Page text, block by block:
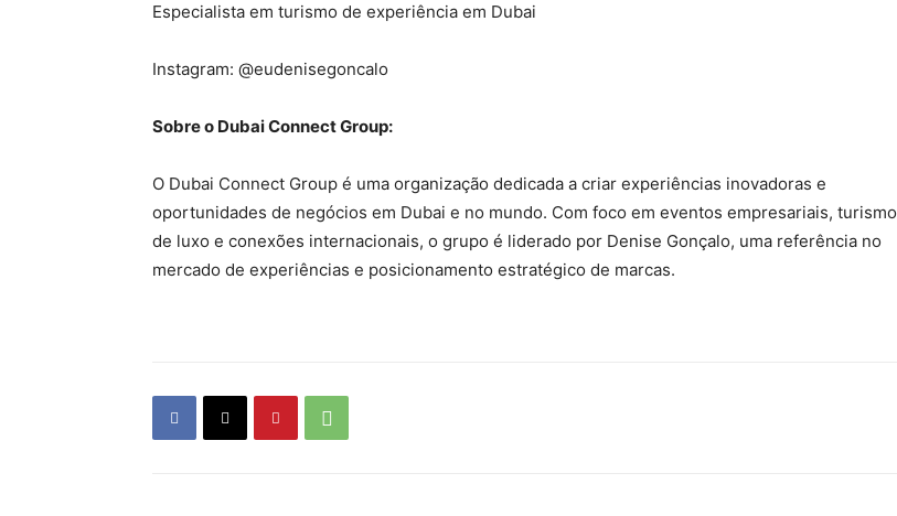
Especialista em turismo de experiência em Dubai
Instagram: @eudenisegoncalo
Sobre o Dubai Connect Group:
O Dubai Connect Group é uma organização dedicada a criar experiências inovadoras e
oportunidades de negócios em Dubai e no mundo. Com foco em eventos empresariais, turismo
de luxo e conexões internacionais, o grupo é liderado por Denise Gonçalo, uma referência no
mercado de experiências e posicionamento estratégico de marcas.